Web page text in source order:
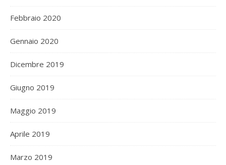
Febbraio 2020
Gennaio 2020
Dicembre 2019
Giugno 2019
Maggio 2019
Aprile 2019
Marzo 2019